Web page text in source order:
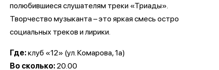
полюбившиеся слушателям треки «Триады».
Творчество музыканта – это яркая смесь остро
социальных треков и лирики.
Где:клуб «12» (ул. Комарова, 1а)
Во сколько:20.00